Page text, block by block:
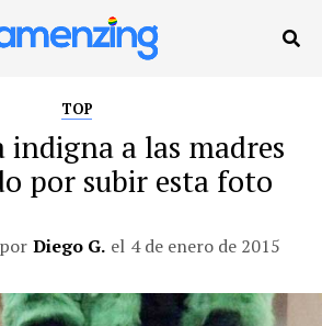
TOP
indigna a las madres
por subir esta foto
Diego G. el 4 de enero de 2015